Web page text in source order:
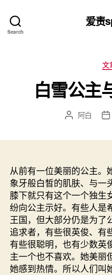
Search
爱责
文
白雪公主
文 阿白
发
从前有一位美丽的公主。
象牙般白皙的肌肤、与一
膝下就只有这个一个独生
纷向公主示好。有些人是
王国，但大部分仍是为了
追求者，有些很英俊、有
有些很聪明，也有少数英
主一个也不喜欢。她美丽
她感到热情。所以人们叫